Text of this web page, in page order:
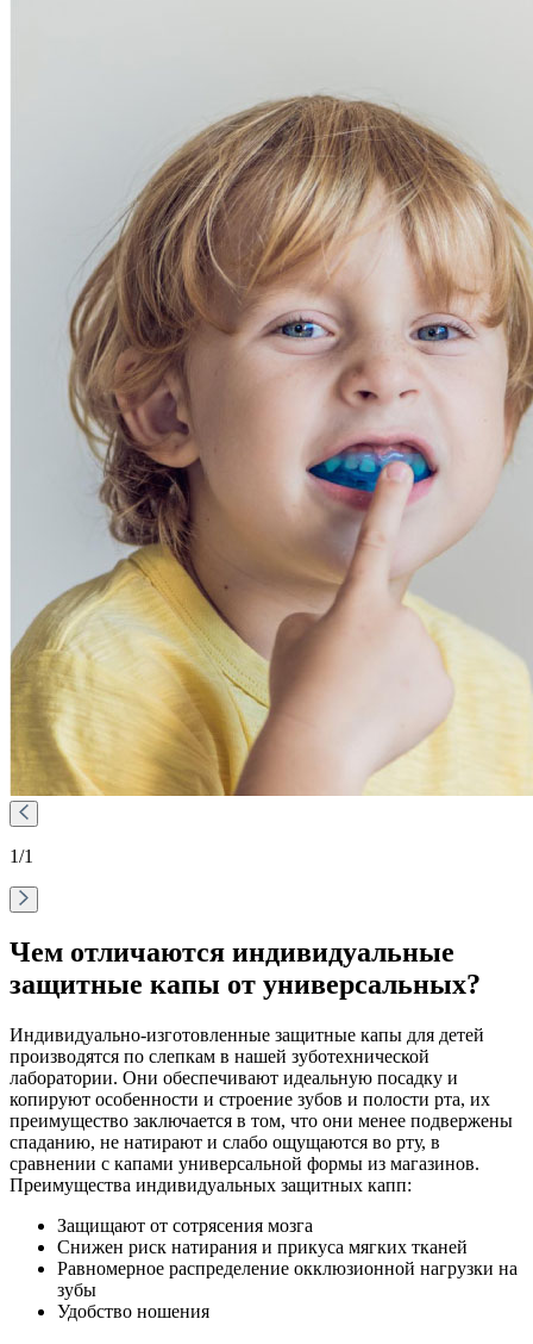
1/1
Чем отличаются индивидуальные
защитные капы от универсальных?
Индивидуально-изготовленные защитные капы для детей
производятся по слепкам в нашей зуботехнической
лаборатории. Они обеспечивают идеальную посадку и
копируют особенности и строение зубов и полости рта, их
преимущество заключается в том, что они менее подвержены
спаданию, не натирают и слабо ощущаются во рту, в
сравнении с капами универсальной формы из магазинов.
Преимущества индивидуальных защитных капп:
Защищают от сотрясения мозга
Снижен риск натирания и прикуса мягких тканей
Равномерное распределение окклюзионной нагрузки на
зубы
Удобство ношения